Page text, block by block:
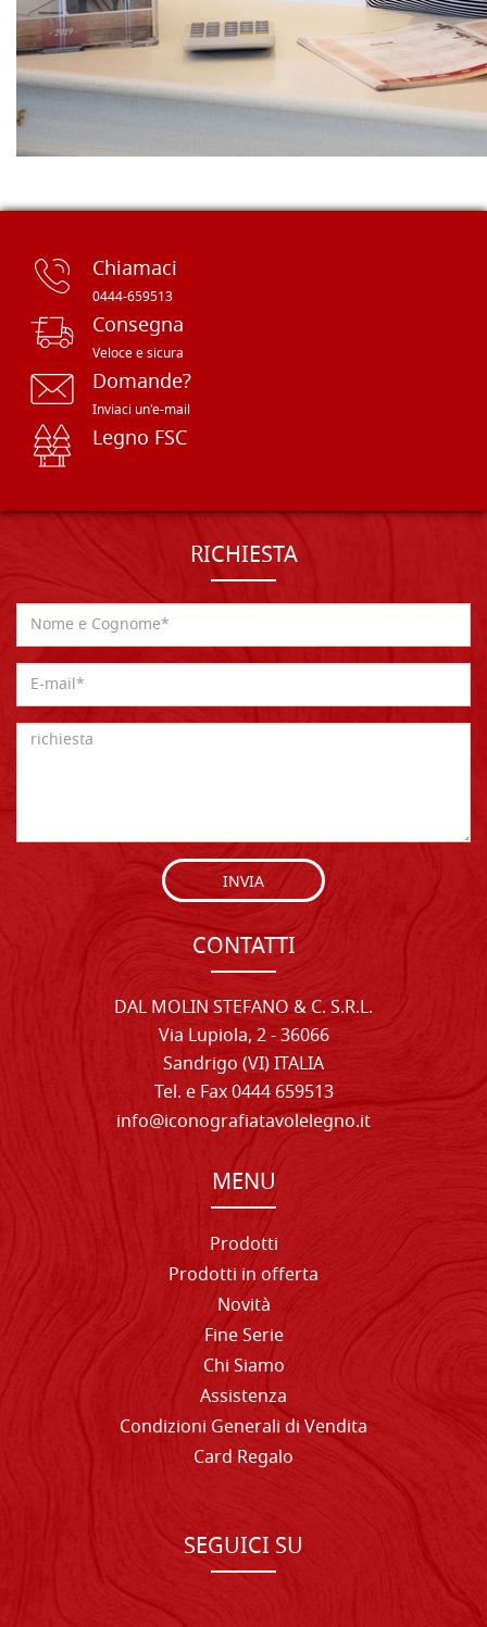
Chiamaci
0444-659513
Consegna
Veloce e sicura
Domande?
Inviaci un'e-mail
Legno FSC
RICHIESTA
INVIA
CONTATTI
DAL MOLIN STEFANO & C. S.R.L.
Via Lupiola, 2 - 36066
Sandrigo (VI) ITALIA
Tel. e Fax 0444 659513
info@iconografiatavolelegno.it
MENU
Prodotti
Prodotti in offerta
Novità
Fine Serie
Chi Siamo
Assistenza
Condizioni Generali di Vendita
Card Regalo
SEGUICI SU